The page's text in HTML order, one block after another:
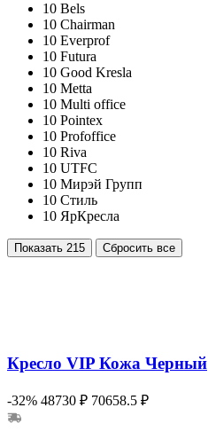
10 Bels
10 Chairman
10 Everprof
10 Futura
10 Good Kresla
10 Metta
10 Multi office
10 Pointex
10 Profoffice
10 Riva
10 UTFC
10 Мирэй Групп
10 Стиль
10 ЯрКресла
Показать 215 Сбросить все
Кресло VIP Кожа Черный
-32% 48730 ₽ 70658.5 ₽